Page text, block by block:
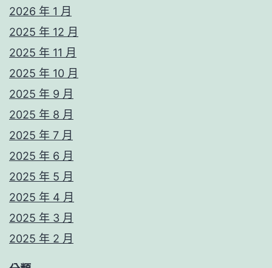
2026 年 1 月
2025 年 12 月
2025 年 11 月
2025 年 10 月
2025 年 9 月
2025 年 8 月
2025 年 7 月
2025 年 6 月
2025 年 5 月
2025 年 4 月
2025 年 3 月
2025 年 2 月